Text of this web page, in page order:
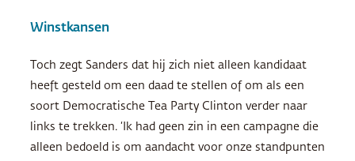
Winstkansen
Toch zegt Sanders dat hij zich niet alleen kandidaat
heeft gesteld om een daad te stellen of om als een
soort Democratische Tea Party Clinton verder naar
links te trekken. ‘Ik had geen zin in een campagne die
alleen bedoeld is om aandacht voor onze standpunten